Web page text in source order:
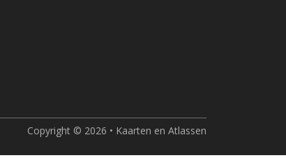
Copyright © 2026 • Kaarten en Atlassen